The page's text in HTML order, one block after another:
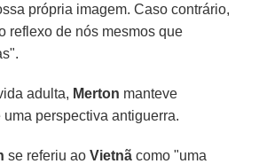
própria imagem. Caso contrário,
reflexo de nós mesmos que
adulta, Merton manteve
perspectiva antiguerra.
se referiu aoVietnã como "uma